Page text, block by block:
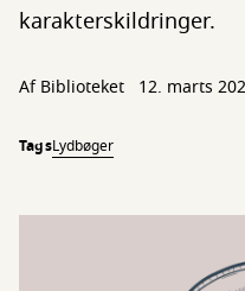
karakterskildringer.
Af Biblioteket 12. marts
TagsLydbøger